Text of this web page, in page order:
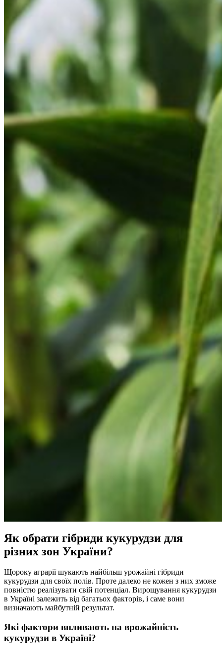
Як обрати гібриди кукурудзи для
різних зон України?
Щороку аграрії шукають найбільш урожайні гібриди
кукурудзи для своїх полів. Проте далеко не кожен з них зможе
повністю реалізувати свій потенціал. Вирощування кукурудзи
в Україні залежить від багатьох факторів, і саме вони
визначають майбутній результат.
Які фактори впливають на врожайність
кукурудзи в Україні?